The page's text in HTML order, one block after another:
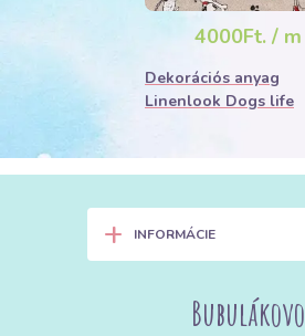
4000Ft. / m
Dekorációs anyag
Linenlook Dogs life
+ INFORMÁCIE
Bubulákovo